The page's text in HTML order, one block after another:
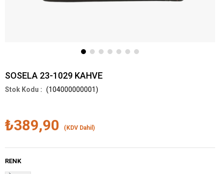
SOSELA 23-1029 KAHVE
(104000000001)
₺389,90 (KDV Dahil)
RENK